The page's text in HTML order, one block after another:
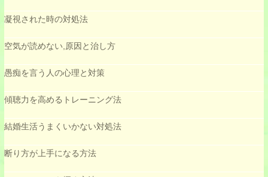
凝視された時の対処法
空気が読めない,原因と治し方
愚痴を言う人の心理と対策
傾聴力を高めるトレーニング法
結婚生活うまくいかない対処法
断り方が上手になる方法